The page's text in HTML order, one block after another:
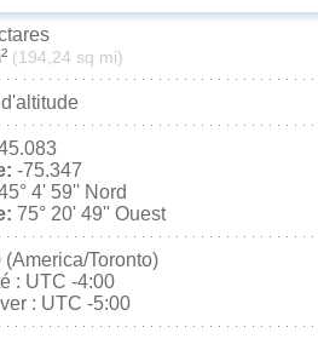
(194,24 sq mi)
-75.347
4' 59'' Nord
75° 20' 49'' Ouest
(America/Toronto)
: UTC -4:00
: UTC -5:00